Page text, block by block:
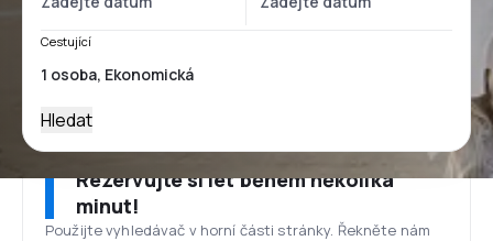
Cestující
Hledat
Rezervujte si let během několika
minut!
Použijte vyhledávač v horní části stránky. Řekněte nám